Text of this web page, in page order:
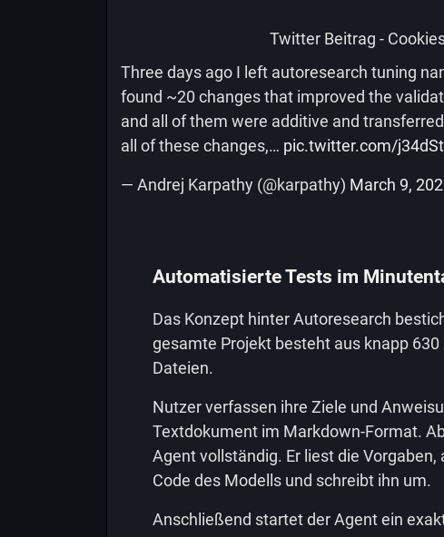
Twitter Beitrag -
Three days ago I left autoresearch tuning
found ~20 changes that improved the
and all of them were additive and
all of these changes,… pic.twitter.com/
— Andrej Karpathy (@karpathy) March 9,
Automatisierte Tests im
Das Konzept hinter Autoresearch
gesamte Projekt besteht aus knapp
Dateien.
Nutzer verfassen ihre Ziele und
Textdokument im Markdown-Format.
Agent vollständig. Er liest die
Code des Modells und schreibt ihn um.
Anschließend startet der Agent ein